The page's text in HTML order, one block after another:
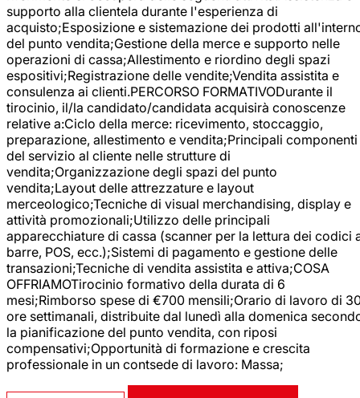
supporto alla clientela durante l'esperienza di
acquisto;Esposizione e sistemazione dei prodotti
del punto vendita;Gestione della merce e supporto nelle
operazioni di cassa;Allestimento e riordino degli spazi
espositivi;Registrazione delle vendite;Vendita assistita e
consulenza ai clienti.PERCORSO FORMATIVODurante il
tirocinio, il/la candidato/candidata acquisirà conoscenze
relative a:Ciclo della merce: ricevimento, stoccaggio,
preparazione, allestimento e vendita;Principali componenti
del servizio al cliente nelle strutture di
vendita;Organizzazione degli spazi del punto
vendita;Layout delle attrezzature e layout
merceologico;Tecniche di visual merchandising, display e
attività promozionali;Utilizzo delle principali
apparecchiature di cassa (scanner per la lettura dei codici
barre, POS, ecc.);Sistemi di pagamento e gestione delle
transazioni;Tecniche di vendita assistita e attiva;COSA
OFFRIAMOTirocinio formativo della durata di 6
mesi;Rimborso spese di €700 mensili;Orario di lavoro di
ore settimanali, distribuite dal lunedì alla domenica
la pianificazione del punto vendita, con riposi
compensativi;Opportunità di formazione e crescita
professionale in un contsede di lavoro: Massa;